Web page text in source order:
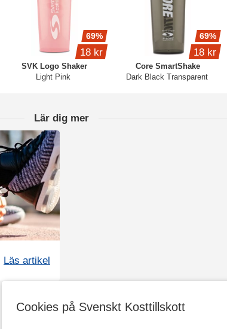
Cookies på Svenskt Kosttillskott
SVK Logo Shaker
Light Pink
69%
18 kr
Core SmartShake
Dark Black Transparent
69%
18 kr
Lär dig mer
Läs artikel